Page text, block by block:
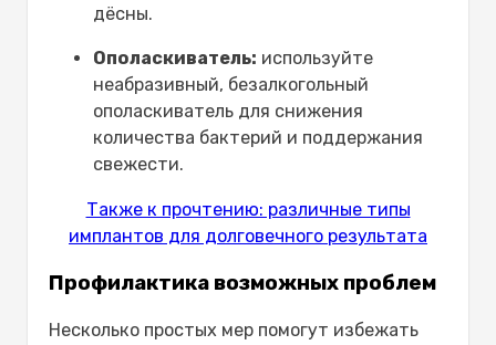
дёсны.
Ополаскиватель: используйте
неабразивный, безалкогольный
ополаскиватель для снижения
количества бактерий и поддержания
свежести.
Также к прочтению: различные типы
имплантов для долговечного результата
Профилактика возможных проблем
Несколько простых мер помогут избежать